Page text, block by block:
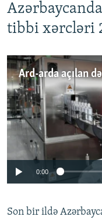
tibbi xərcləri
No media
0:00
Son bir ildə